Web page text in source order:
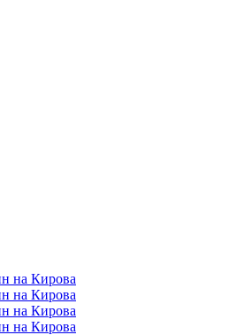
на Кирова
на Кирова
на Кирова
на Кирова